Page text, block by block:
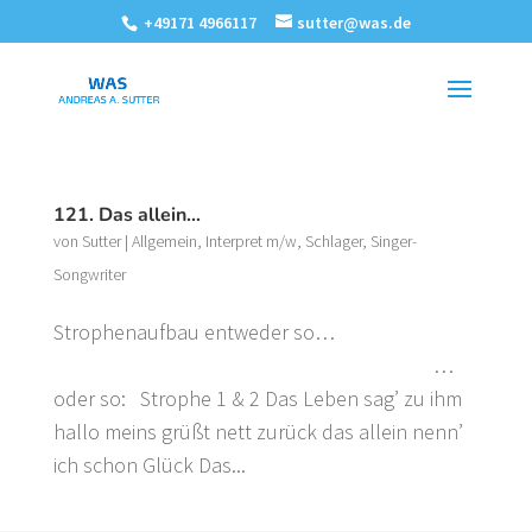
+49171 4966117 sutter@was.de
121. Das allein…
von Sutter| Allgemein, Interpret m/w, Schlager, Singer-
Songwriter
Strophenaufbau entweder so…
…
oder so: Strophe 1 & 2 Das Leben sag’ zu ihm
hallo meins grüßt nett zurück das allein nenn’
ich schon Glück Das...